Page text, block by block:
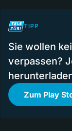
TIPP
Sie wollen
verpassen?
Zum Play